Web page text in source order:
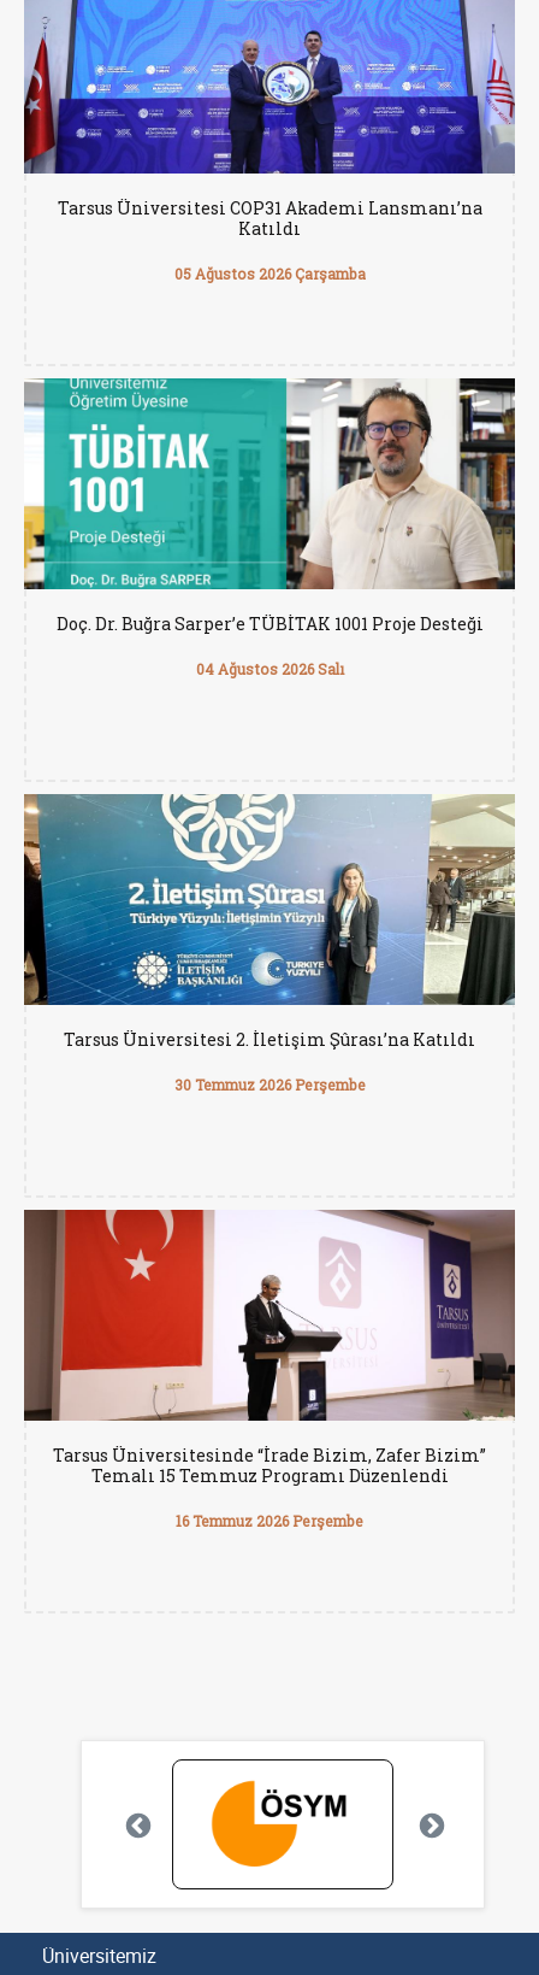
Tarsus Üniversitesi COP31 Akademi Lansmanı’na
Katıldı
05 Ağustos 2026 Çarşamba
Doç. Dr. Buğra Sarper’e TÜBİTAK 1001 Proje Desteği
04 Ağustos 2026 Salı
Tarsus Üniversitesi 2. İletişim Şûrası’na Katıldı
30 Temmuz 2026 Perşembe
Tarsus Üniversitesinde “İrade Bizim, Zafer Bizim”
Temalı 15 Temmuz Programı Düzenlendi
16 Temmuz 2026 Perşembe
Üniversitemiz